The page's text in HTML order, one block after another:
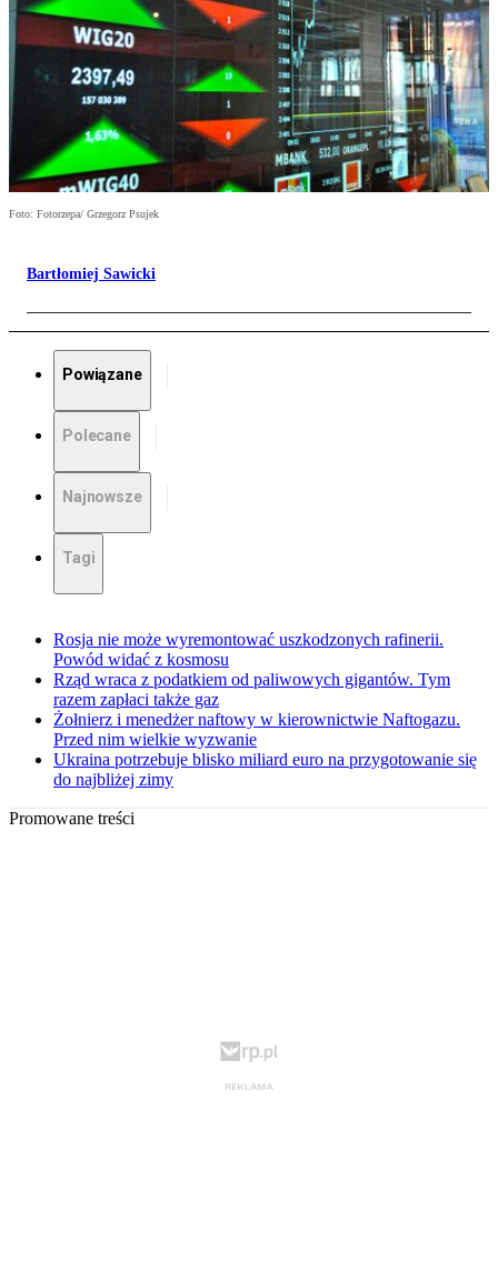
Foto: Fotorzepa/ Grzegorz Psujek
Bartłomiej Sawicki
Powiązane
Polecane
Najnowsze
Tagi
Rosja nie może wyremontować uszkodzonych rafinerii.
Powód widać z kosmosu
Rząd wraca z podatkiem od paliwowych gigantów. Tym
razem zapłaci także gaz
Żołnierz i menedżer naftowy w kierownictwie Naftogazu.
Przed nim wielkie wyzwanie
Ukraina potrzebuje blisko miliard euro na przygotowanie się
do najbliżej zimy
Promowane treści